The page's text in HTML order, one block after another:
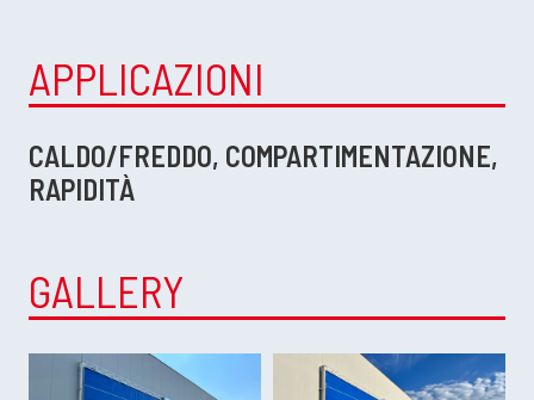
APPLICAZIONI
CALDO/FREDDO, COMPARTIMENTAZIONE,
RAPIDITÀ
GALLERY